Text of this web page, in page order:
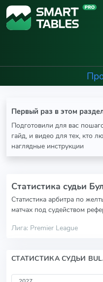
Первый раз в этом
Подготовили для вас
гайд, и видео для тех, кто
наглядные инструкции
Статистика судьи
Статистика арбитра по
матчах под судейством
Лига: Premier League
СТАТИСТИКА СУДЬИ